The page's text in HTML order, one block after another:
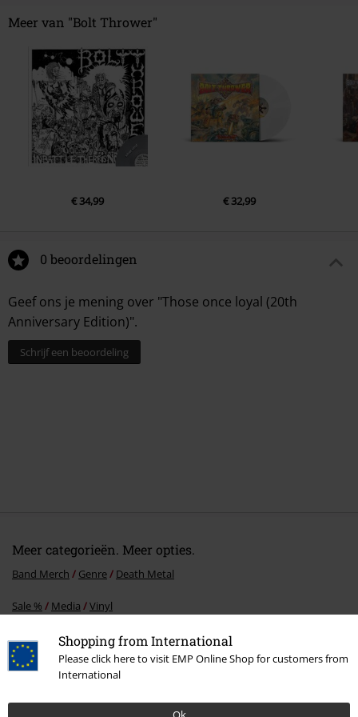
Shopping from International
Please click here to visit EMP Online Shop for customers from
International
Meer van "Bolt Thrower"
€ 34,99 € 32,99
0 beoordelingen
Geef ons je mening over "Those once loyal (20th
Anniversary Edition)".
Schrijf een beoordeling
Meer categorieën. Meer opties.
Band Merch Genre Death Metal
Sale % Media Vinyl
Band Merch Media Vinyl
Band Merch Top Bands